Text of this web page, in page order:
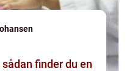
finder du en